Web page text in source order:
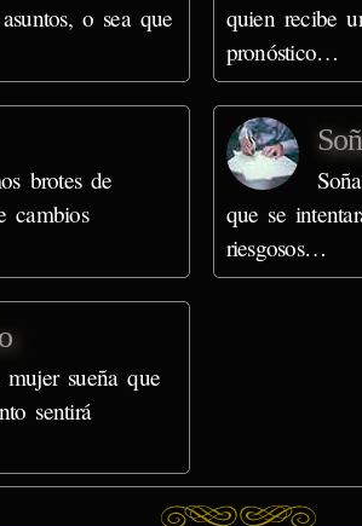
o sea que
quien recibe
pronóstico…
brotes de
cambios
que se
riesgosos…
sueña que
sentirá